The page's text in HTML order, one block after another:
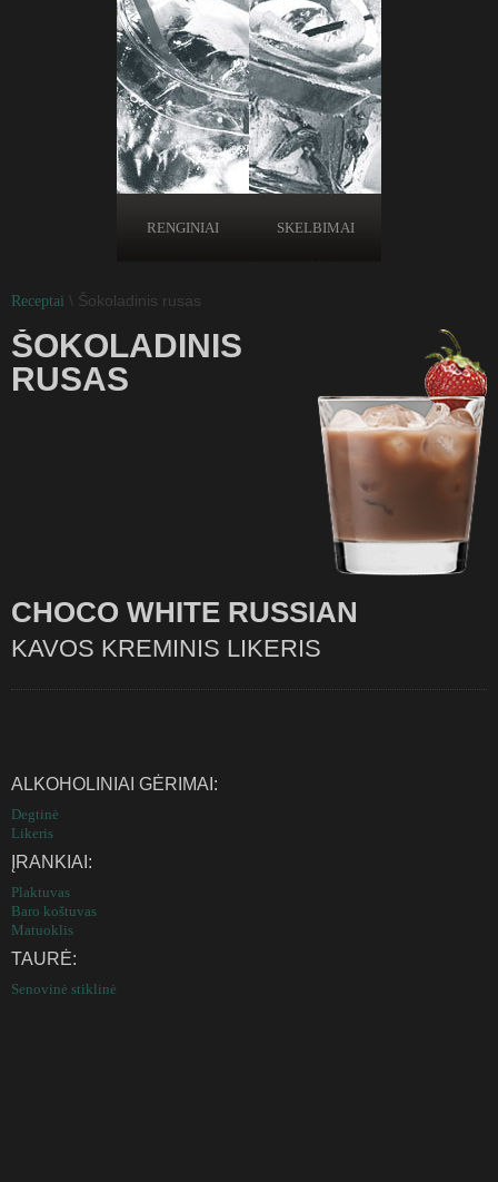
RENGINIAI SKELBIMAI
Receptai \ Šokoladinis rusas
ŠOKOLADINIS
RUSAS
CHOCO WHITE RUSSIAN
KAVOS KREMINIS LIKERIS
ALKOHOLINIAI GĖRIMAI:
Degtinė
Likeris
ĮRANKIAI:
Plaktuvas
Baro koštuvas
Matuoklis
TAURĖ:
Senovinė stiklinė